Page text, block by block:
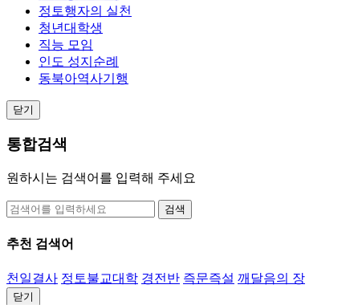
정토행자의 실천
청년대학생
직능 모임
인도 성지순례
동북아역사기행
닫기
통합검색
원하시는 검색어를 입력해 주세요
검색
추천 검색어
천일결사 정토불교대학 경전반 즉문즉설 깨달음의 장
닫기